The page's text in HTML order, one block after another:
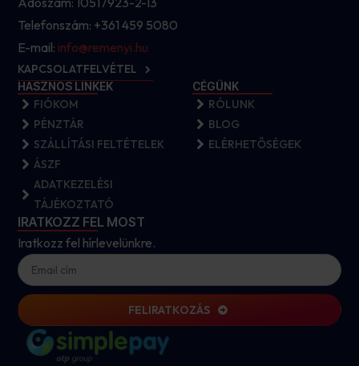
Telefonszám: +361 459 5080
E-mail: info@remenyi.hu
KAPCSOLATFELVÉTEL
HASZNOS LINKEK
FIÓKOM
PÉNZTÁR
SZÁLLÍTÁSI FELTÉTELEK
ÁSZF
ADATKEZELÉSI
TÁJÉKOZTATÓ
CÉGÜNK
RÓLUNK
BLOG
ELÉRHETŐSÉGEK
IRATKOZZ FEL MOST
Iratkozz fel hírlevelünkre.
FELIRATKOZÁS